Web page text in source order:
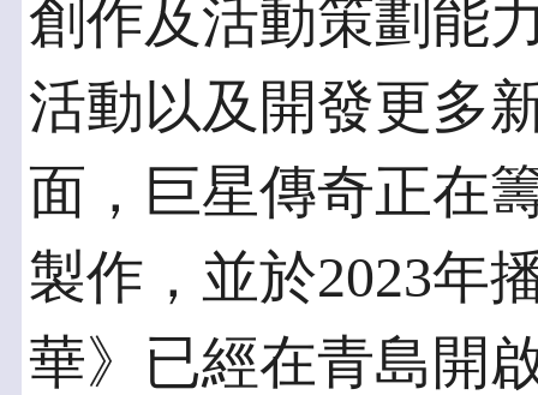
創作及活動策劃能
活動以及開發更多
面，巨星傳奇正在
製作，並於2023年
華》已經在青島開